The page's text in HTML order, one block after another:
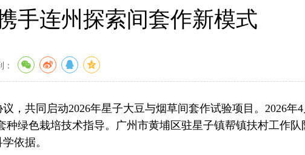
手连州探索间套作新模式
：
，共同启动2026年星子大豆与烟草间套作试验项目。2026年4
绿色栽培技术指导。广州市黄埔区驻星子镇帮镇扶村工作队
依据。